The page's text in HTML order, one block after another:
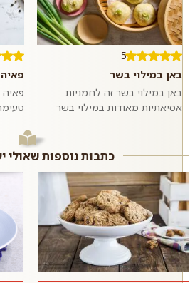
5
באן במילוי בשר
באן במילוי בשר זה לחמניות
אסיאתיות מאודות במילוי בשר
אם רוצים,...
פאיה
סיר
רגיל...כתבות נוספות שאולי